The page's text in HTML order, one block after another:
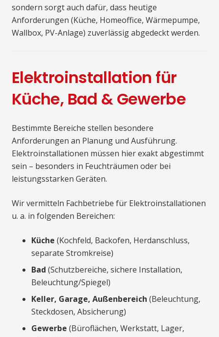
sondern sorgt auch dafür, dass heutige
Anforderungen (Küche, Homeoffice, Wärmepumpe,
Wallbox, PV-Anlage) zuverlässig abgedeckt werden.
Elektroinstallation für
Küche, Bad & Gewerbe
Bestimmte Bereiche stellen besondere
Anforderungen an Planung und Ausführung.
Elektroinstallationen müssen hier exakt abgestimmt
sein – besonders in Feuchträumen oder bei
leistungsstarken Geräten.
Wir vermitteln Fachbetriebe für Elektroinstallationen
u. a. in folgenden Bereichen:
Küche (Kochfeld, Backofen, Herdanschluss,
separate Stromkreise)
Bad (Schutzbereiche, sichere Installation,
Beleuchtung/Spiegel)
Keller, Garage, Außenbereich (Beleuchtung,
Steckdosen, Absicherung)
Gewerbe (Büroflächen, Werkstatt, Lager,